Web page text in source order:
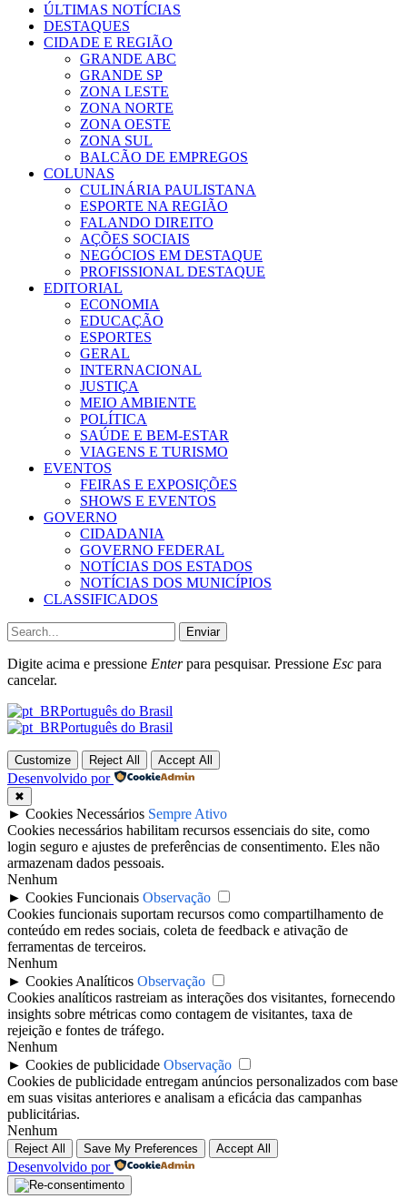
ÚLTIMAS NOTÍCIAS
DESTAQUES
CIDADE E REGIÃO
GRANDE ABC
GRANDE SP
ZONA LESTE
ZONA NORTE
ZONA OESTE
ZONA SUL
BALCÃO DE EMPREGOS
COLUNAS
CULINÁRIA PAULISTANA
ESPORTE NA REGIÃO
FALANDO DIREITO
AÇÕES SOCIAIS
NEGÓCIOS EM DESTAQUE
PROFISSIONAL DESTAQUE
EDITORIAL
ECONOMIA
EDUCAÇÃO
ESPORTES
GERAL
INTERNACIONAL
JUSTIÇA
MEIO AMBIENTE
POLÍTICA
SAÚDE E BEM-ESTAR
VIAGENS E TURISMO
EVENTOS
FEIRAS E EXPOSIÇÕES
SHOWS E EVENTOS
GOVERNO
CIDADANIA
GOVERNO FEDERAL
NOTÍCIAS DOS ESTADOS
NOTÍCIAS DOS MUNICÍPIOS
CLASSIFICADOS
Enviar
Digite acima e pressione Enterpara pesquisar. Pressione Esc para
cancelar.
Português do Brasil
Português do Brasil
Customize Reject All Accept All
Desenvolvido por
✖
► Cookies Necessários Sempre Ativo
Cookies necessários habilitam recursos essenciais do site, como
login seguro e ajustes de preferências de consentimento. Eles não
armazenam dados pessoais.
Nenhum
► Cookies Funcionais Observação
Cookies funcionais suportam recursos como compartilhamento de
conteúdo em redes sociais, coleta de feedback e ativação de
ferramentas de terceiros.
Nenhum
► Cookies Analíticos Observação
Cookies analíticos rastreiam as interações dos visitantes, fornecendo
insights sobre métricas como contagem de visitantes, taxa de
rejeição e fontes de tráfego.
Nenhum
► Cookies de publicidade Observação
Cookies de publicidade entregam anúncios personalizados com base
em suas visitas anteriores e analisam a eficácia das campanhas
publicitárias.
Nenhum
Reject All Save My Preferences Accept All
Desenvolvido por